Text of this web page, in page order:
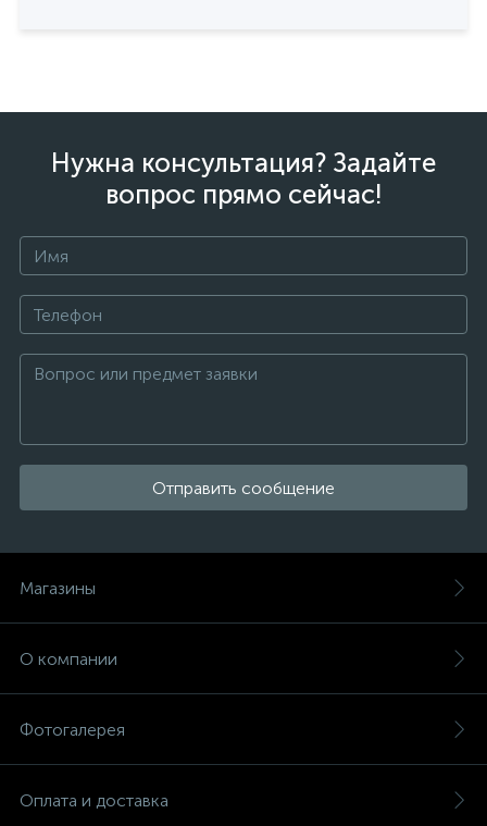
Нужна консультация? Задайте
вопрос прямо сейчас!
Отправить сообщение
Магазины
О компании
Фотогалерея
Оплата и доставка